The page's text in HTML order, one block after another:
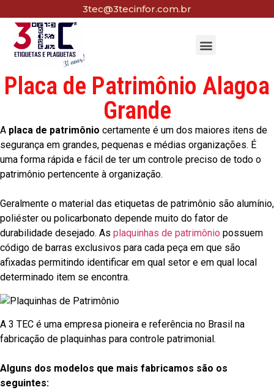
3tec@3tecinfor.com.br
Placa de Patrimônio Alagoa
Grande
A placa de patrimônio certamente é um dos maiores itens de
segurança em grandes, pequenas e médias organizações. É
uma forma rápida e fácil de ter um controle preciso de todo o
patrimônio pertencente à organização.
Geralmente o material das etiquetas de patrimônio são alumínio,
poliéster ou policarbonato depende muito do fator de
durabilidade desejado. As plaquinhas de patrimônio possuem
código de barras exclusivos para cada peça em que são
afixadas permitindo identificar em qual setor e em qual local
determinado item se encontra.
A 3 TEC é uma empresa pioneira e referência no Brasil na
fabricação de plaquinhas para controle patrimonial.
Alguns dos modelos que mais fabricamos são os
seguintes: